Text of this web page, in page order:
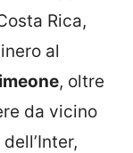
Rica,
al
, oltre
da vicino